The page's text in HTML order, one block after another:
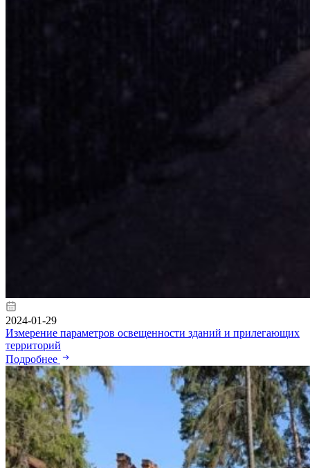
2024-01-29
Измерение параметров освещенности зданий и прилегающих
территорий
Подробнее